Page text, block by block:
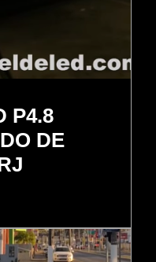
P4.8
DE